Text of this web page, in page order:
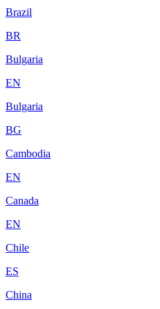
Brazil
BR
Bulgaria
EN
Bulgaria
BG
Cambodia
EN
Canada
EN
Chile
ES
China